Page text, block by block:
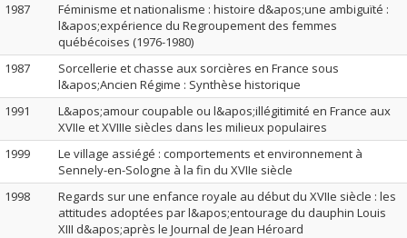
1987
Féminisme et nationalisme : histoire d&apos;une ambiguïté :
l&apos;expérience du Regroupement des femmes
québécoises (1976-1980)
1987
Sorcellerie et chasse aux sorcières en France sous
l&apos;Ancien Régime : Synthèse historique
1991
L&apos;amour coupable ou l&apos;illégitimité en France aux
XVIIe et XVIIIe siècles dans les milieux populaires
1999
Le village assiégé : comportements et environnement à
Sennely-en-Sologne à la fin du XVIIe siècle
1998
Regards sur une enfance royale au début du XVIIe siècle : les
attitudes adoptées par l&apos;entourage du dauphin Louis
XIII d&apos;après le Journal de Jean Héroard